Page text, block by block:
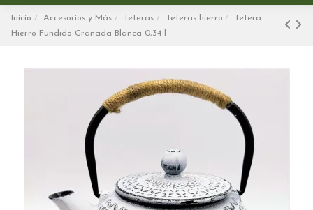
Inicio Accesorios y Más Teteras Teteras hierro
Tetera
Hierro Fundido Granada Blanca 0,34 l